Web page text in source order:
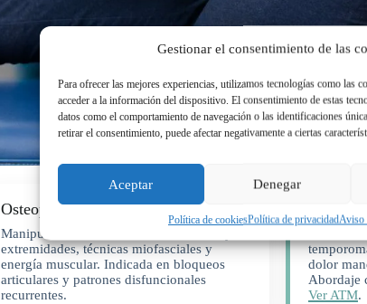
Gestionar el consentimiento de las
Para ofrecer las mejores experiencias, utilizamos tecnologías como las
acceder a la información del dispositivo. El consentimiento de estas
datos como el comportamiento de navegación o las identificaciones
retirar el consentimiento, puede afectar negativamente a ciertas
Aceptar Denegar
Política de cookiesPolítica de privacidadAviso
Osteopatía estructural
Manipulaciones articulares de columna y
extremidades, técnicas miofasciales y
energía muscular. Indicada en bloqueos
articulares y patrones disfuncionales
recurrentes.
dolor
Abordaje
Ver ATM.